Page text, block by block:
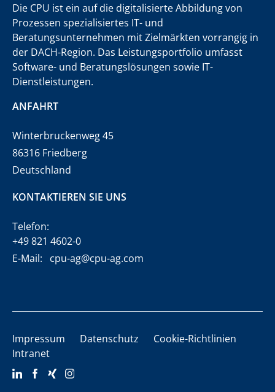
Die CPU ist ein auf die digitalisierte Abbildung von
Prozessen spezialisiertes IT- und
Beratungsunternehmen mit Zielmärkten vorrangig in
der DACH-Region. Das Leistungsportfolio umfasst
Software- und Beratungslösungen sowie IT-
Dienstleistungen.
ANFAHRT
Winterbruckenweg 45
86316 Friedberg
Deutschland
KONTAKTIEREN SIE UNS
Telefon:
+49 821 4602-0
E-Mail: cpu-ag@cpu-ag.com
Impressum Datenschutz
Cookie-Richtlinien
Intranet